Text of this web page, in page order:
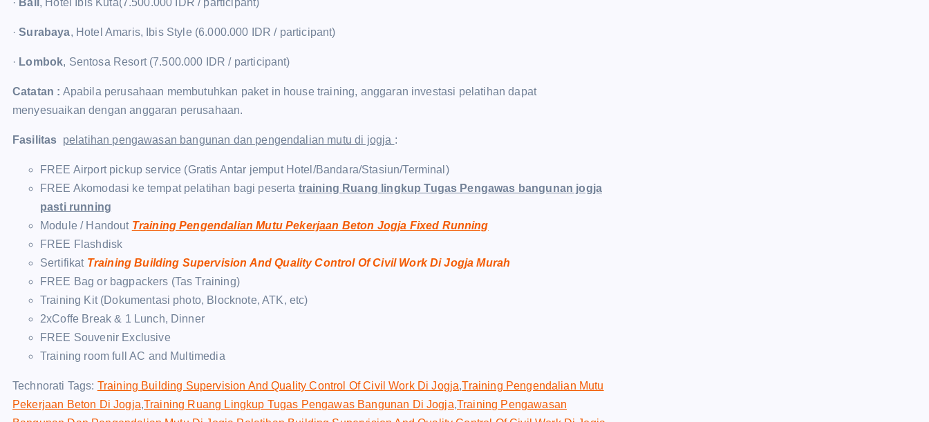
· Bali, Hotel Ibis Kuta(7.500.000 IDR / participant)
·Surabaya, Hotel Amaris, Ibis Style (6.000.000 IDR / participant)
· Lombok, Sentosa Resort (7.500.000 IDR / participant)
Catatan : Apabila perusahaan membutuhkan paket in house training, anggaran investasi pelatihan dapat
menyesuaikan dengan anggaran perusahaan.
Fasilitas pelatihan pengawasan bangunan dan pengendalian mutu di jogja :
FREE Airport pickup service (Gratis Antar jemput Hotel/Bandara/Stasiun/Terminal)
FREE Akomodasi ke tempat pelatihan bagi peserta training Ruang lingkup Tugas Pengawas bangunan jogja
pasti running
Module / Handout Training Pengendalian Mutu Pekerjaan Beton Jogja Fixed Running
FREE Flashdisk
Sertifikat Training Building Supervision And Quality Control Of Civil Work Di Jogja Murah
FREE Bag or bagpackers (Tas Training)
Training Kit (Dokumentasi photo, Blocknote, ATK, etc)
2xCoffe Break & 1 Lunch, Dinner
FREE Souvenir Exclusive
Training room full AC and Multimedia
Technorati Tags: Training Building Supervision And Quality Control Of Civil Work Di Jogja,Training Pengendalian Mutu
Pekerjaan Beton Di Jogja,Training Ruang Lingkup Tugas Pengawas Bangunan Di Jogja,Training Pengawasan